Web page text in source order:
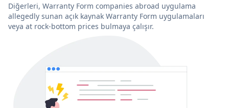
Diğerleri, Warranty Form companies abroad uygulama
allegedly sunan açık kaynak Warranty Form uygulamaları
veya at rock-bottom prices bulmaya çalışır.